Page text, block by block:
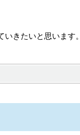
きたいと思います。